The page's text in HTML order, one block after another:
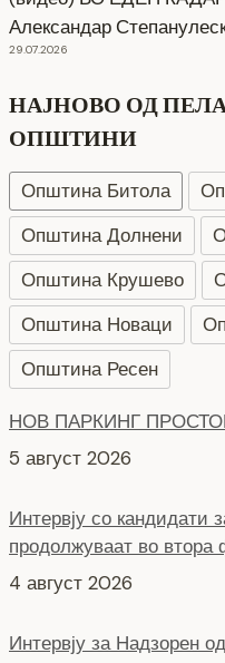
Александар
29.07.2026
НАЈНОВО ОД
ОПШТИНИ
Општина Битола
Општина Долнени
Општина Крушево
Општина Новаци
Општина Ресен
НОВ ПАРКИНГ
5 август 2026
Интервју со кандидати
продолжуваат во
4 август 2026
Интервју за Надзорен